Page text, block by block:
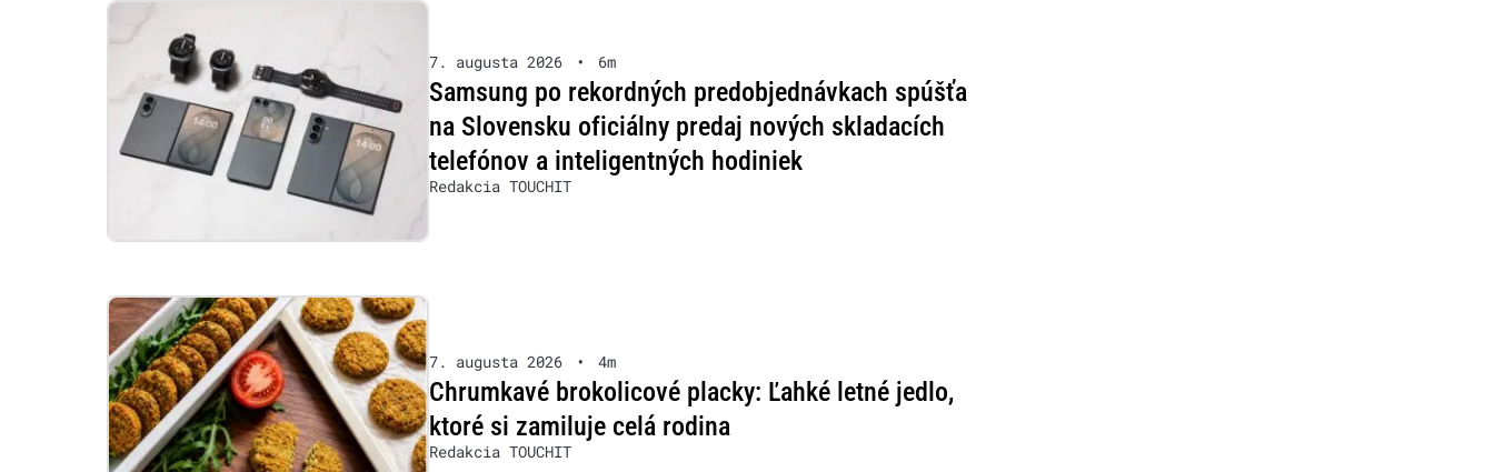
7. augusta 2026 • 6m
Samsung po rekordných predobjednávkach spúšťa
na Slovensku oficiálny predaj nových skladacích
telefónov a inteligentných hodiniek
Redakcia TOUCHIT
7. augusta 2026 • 4m
Chrumkavé brokolicové placky: Ľahké letné jedlo,
ktoré si zamiluje celá rodina
Redakcia TOUCHIT